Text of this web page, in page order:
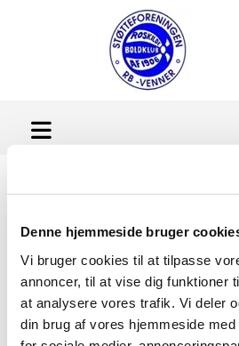
Denne hjemmeside bruger
Vi bruger cookies til at tilpasse
annoncer, til at vise dig funktioner
at analysere vores trafik. Vi deler
din brug af vores hjemmeside